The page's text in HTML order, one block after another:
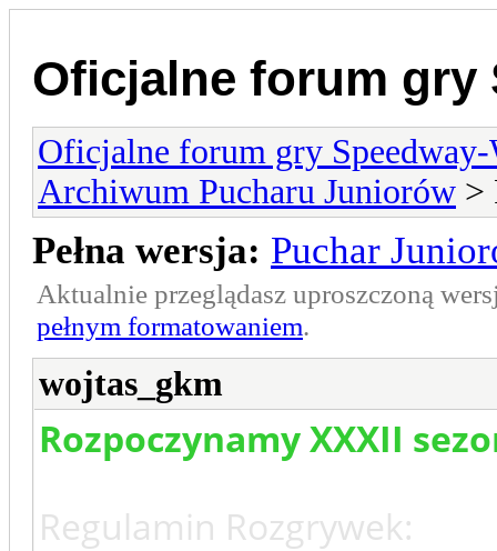
Oficjalne forum gry
Oficjalne forum gry
Archiwum Pucharu Juniorów >
Pełna wersja: Puchar
Aktualnie przeglądasz uproszczoną
pełnym formatowaniem.
wojtas_gkm
Rozpoczynamy XXXII
Regulamin Rozgrywek: